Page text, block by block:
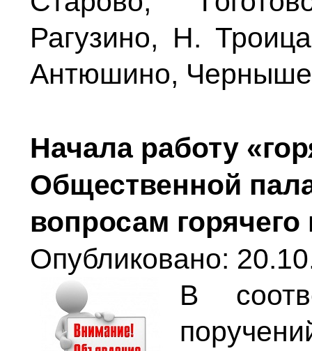
Рагузино, Н.
Антюшино,
Начала работу
Общественной
вопросам
Опубликовано:
В